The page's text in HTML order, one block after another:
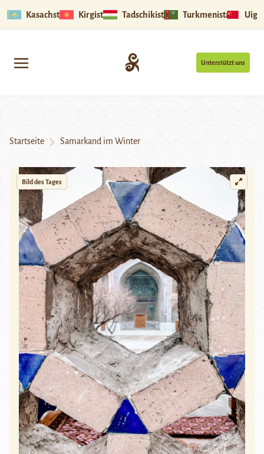
Kasachstan Kirgistan Tadschikistan Turkmenistan
Unterstützt uns
Startseite Samarkand im Winter
Bild des Tages